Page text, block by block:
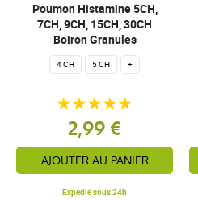
Poumon Histamine 5CH,
7CH, 9CH, 15CH, 30CH
Boiron Granules
4 CH 5 CH +
2,99 €
AJOUTER AU PANIER
Expédié sous 24h